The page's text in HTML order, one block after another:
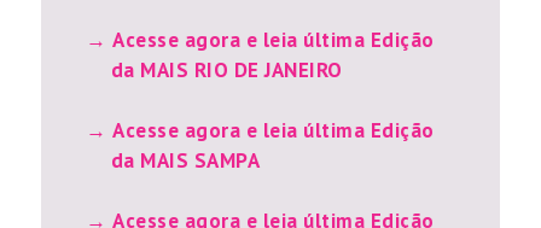
Acesse agora e leia última Edição
da MAIS RIO DE JANEIRO
Acesse agora e leia última Edição
da MAIS SAMPA
Acesse agora e leia última Edição